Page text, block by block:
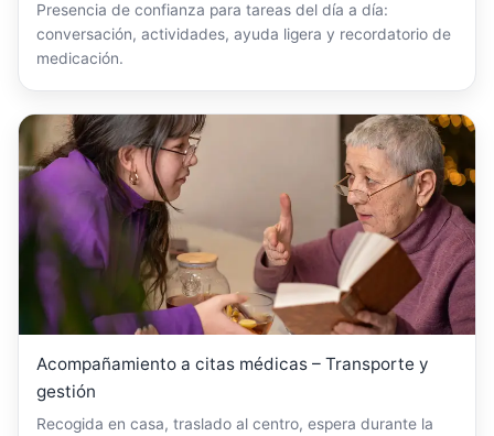
Presencia de confianza para tareas del día a día:
conversación, actividades, ayuda ligera y recordatorio de
medicación.
Acompañamiento a citas médicas – Transporte y
gestión
Recogida en casa, traslado al centro, espera durante la